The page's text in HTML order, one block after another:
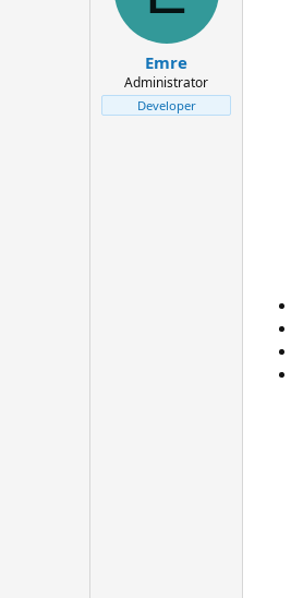
n
ı
ç
t
a
Emre
Administrator
Developer